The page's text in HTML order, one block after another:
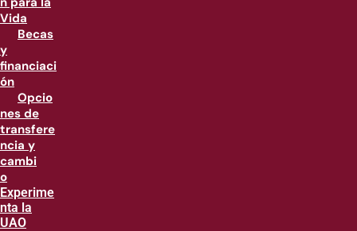
Vida
Becas
y
financiaci
ón
Opcio
nes de
transfere
ncia y
cambi
o
Experime
nta la
UAO